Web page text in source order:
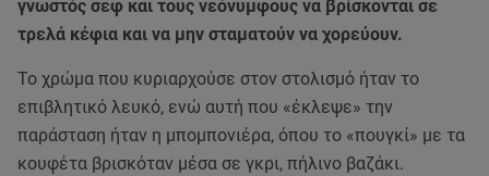
γνωστός σεφ και τους νεόνυμφους να βρίσκονται σε
τρελά κέφια και να μην σταματούν να χορεύουν.
Το χρώμα που κυριαρχούσε στον στολισμό ήταν το
επιβλητικό λευκό, ενώ αυτή που «έκλεψε» την
παράσταση ήταν η μπομπονιέρα, όπου το «πουγκί» με τα
κουφέτα βρισκόταν μέσα σε γκρι, πήλινο βαζάκι.